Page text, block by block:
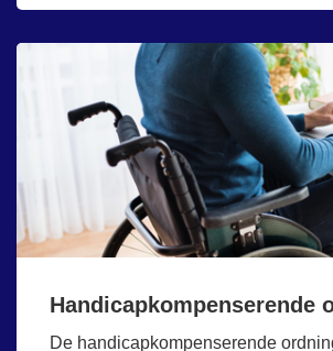
Handicapkompenserende
De handicapkompenserende